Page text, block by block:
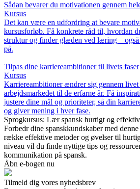
Sådan bevarer du motivationen gennem
Kursus
Det kan være en udfordring at bevare
kursusforløb. Få konkrete råd til, hvordan
struktur og finder glæden ved læring – også
på.
Tilpas dine karriereambitioner til livets faser
Kursus
Karriereambitioner ændrer sig gennem
arbejdsmarkedet til de erfarne år. Få
justere dine mål og prioriteter, så din
og giver mening i hver fase.
Sprogkursus: Lær spansk hurtigt og
Forbedr dine spanskkundskaber med
række effektive metoder og øvelser til
niveau vil du finde nyttige tips og
kommunikation på spansk.
Åbn e-bogen nu
Tilmeld dig vores nyhedsbrev